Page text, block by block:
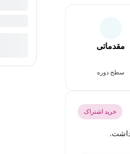
مقدماتی
سطح دوره
خرید اشتراک